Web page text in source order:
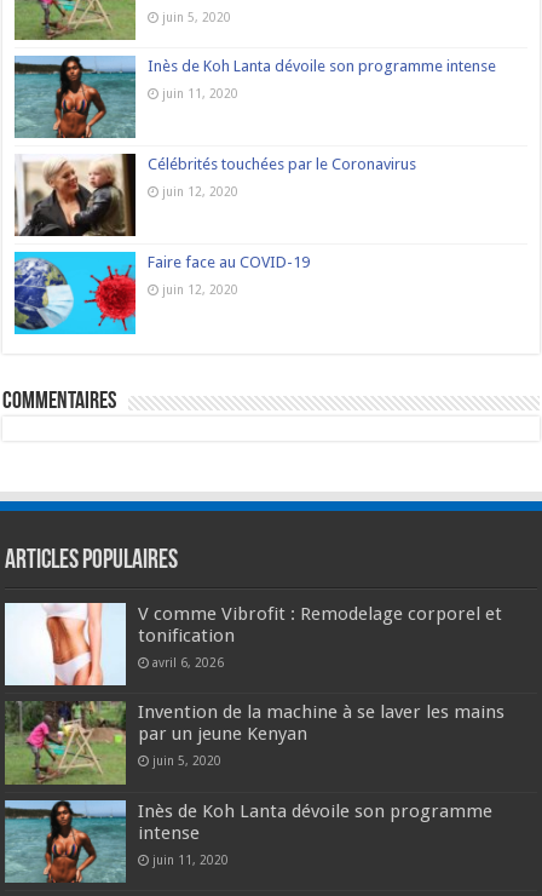
juin 5, 2020
Inès de Koh Lanta dévoile son programme intense
juin 11, 2020
Célébrités touchées par le Coronavirus
juin 12, 2020
Faire face au COVID-19
juin 12, 2020
commentaires
Articles populaires
V comme Vibrofit : Remodelage corporel et
tonification
avril 6, 2026
Invention de la machine à se laver les mains
par un jeune Kenyan
juin 5, 2020
Inès de Koh Lanta dévoile son programme
intense
juin 11, 2020